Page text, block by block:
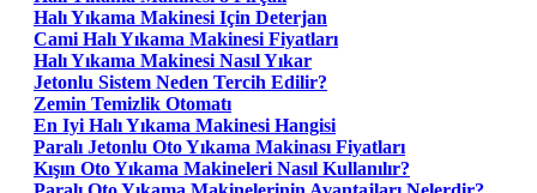
Halı Yıkama Makinesi Için Deterjan
Cami Halı Yıkama Makinesi Fiyatları
Halı Yıkama Makinesi Nasıl Yıkar
Jetonlu Sistem Neden Tercih Edilir?
Zemin Temizlik Otomatı
En Iyi Halı Yıkama Makinesi Hangisi
Paralı Jetonlu Oto Yıkama Makinası Fiyatları
Kışın Oto Yıkama Makineleri Nasıl Kullanılır?